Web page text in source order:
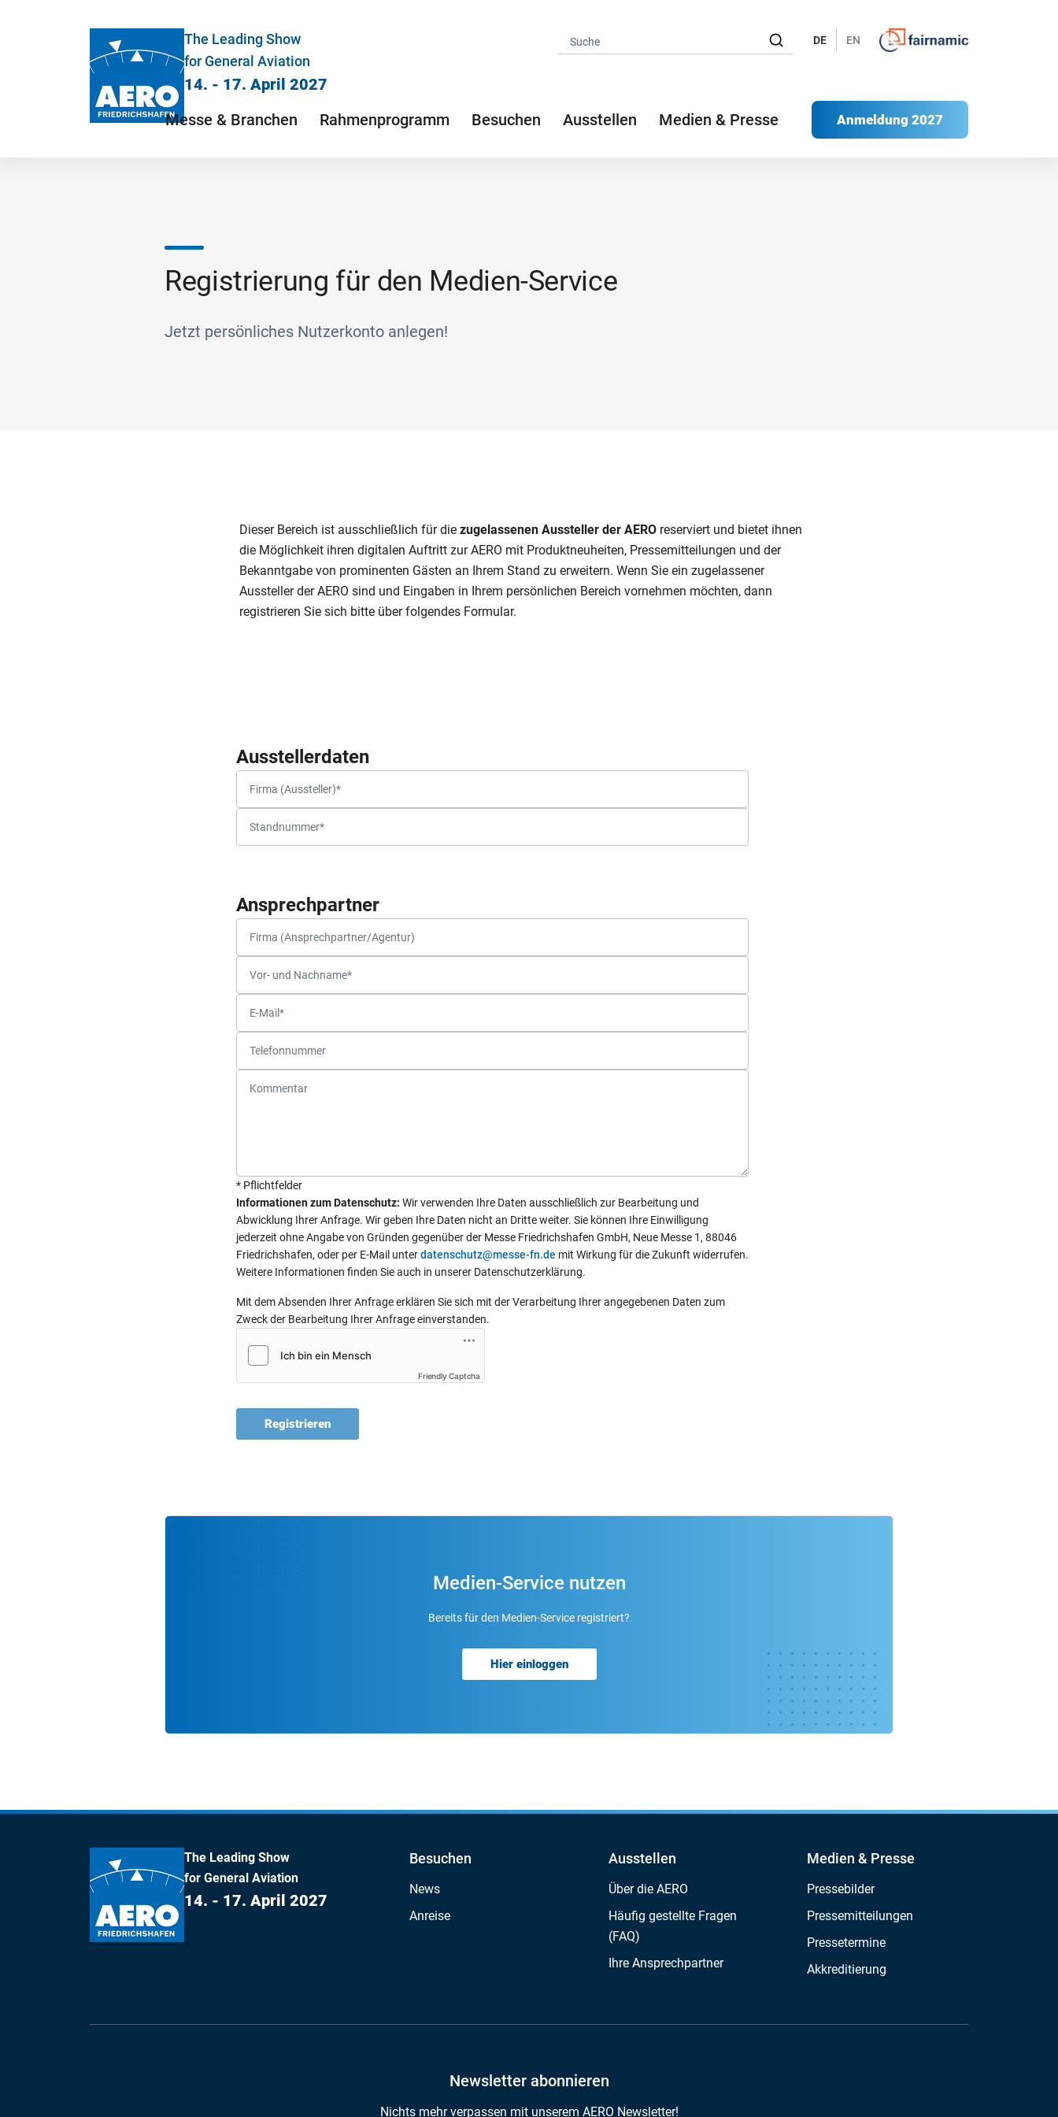
The Leading Show
for General Aviation
14. - 17. April 2027
DE EN
Messe & Branchen Rahmenprogramm Besuchen Ausstellen Medien & Presse Anmeldung 2027
Registrierung für den Medien-Service
Jetzt persönliches Nutzerkonto anlegen!
Dieser Bereich ist ausschließlich für die zugelassenen Aussteller der AERO reserviert und bietet ihnen
die Möglichkeit ihren digitalen Auftritt zur AERO mit Produktneuheiten, Pressemitteilungen und der
Bekanntgabe von prominenten Gästen an Ihrem Stand zu erweitern. Wenn Sie ein zugelassener
Aussteller der AERO sind und Eingaben in Ihrem persönlichen Bereich vornehmen möchten, dann
registrieren Sie sich bitte über folgendes Formular.
Ausstellerdaten
Ansprechpartner
* Pflichtfelder
Informationen zum Datenschutz: Wir verwenden Ihre Daten ausschließlich zur Bearbeitung und
Abwicklung Ihrer Anfrage. Wir geben Ihre Daten nicht an Dritte weiter. Sie können Ihre Einwilligung
jederzeit ohne Angabe von Gründen gegenüber der Messe Friedrichshafen GmbH, Neue Messe 1, 88046
Friedrichshafen, oder per E-Mail unterdatenschutz@messe-fn.de mit Wirkung für die Zukunft widerrufen.
Weitere Informationen finden Sie auch in unserer Datenschutzerklärung.
Mit dem Absenden Ihrer Anfrage erklären Sie sich mit der Verarbeitung Ihrer angegebenen Daten zum
Zweck der Bearbeitung Ihrer Anfrage einverstanden.
Friendly Captcha
Registrieren
Medien-Service nutzen
Bereits für den Medien-Service registriert?
Hier einloggen
The Leading Show
for General Aviation
14. - 17. April 2027
Besuchen
News
Anreise
Ausstellen
Über die AERO
Häufig gestellte Fragen
(FAQ)
Ihre Ansprechpartner
Medien & Presse
Pressebilder
Pressemitteilungen
Pressetermine
Akkreditierung
Newsletter abonnieren
Nichts mehr verpassen mit unserem AERO Newsletter!